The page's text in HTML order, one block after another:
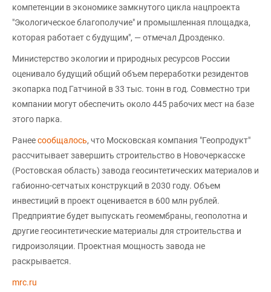
компетенции в экономике замкнутого цикла нацпроекта
"Экологическое благополучие" и промышленная площадка,
которая работает с будущим", — отмечал Дрозденко.
Министерство экологии и природных ресурсов России
оценивало будущий общий объем переработки резидентов
экопарка под Гатчиной в 33 тыс. тонн в год. Совместно три
компании могут обеспечить около 445 рабочих мест на базе
этого парка.
Ранеесообщалось, что Московская компания "Геопродукт"
рассчитывает завершить строительство в Новочеркасске
(Ростовская область) завода геосинтетических материалов и
габионно-сетчатых конструкций в 2030 году. Объем
инвестиций в проект оценивается в 600 млн рублей.
Предприятие будет выпускать геомембраны, геополотна и
другие геосинтетические материалы для строительства и
гидроизоляции. Проектная мощность завода не
раскрывается.
mrc.ru